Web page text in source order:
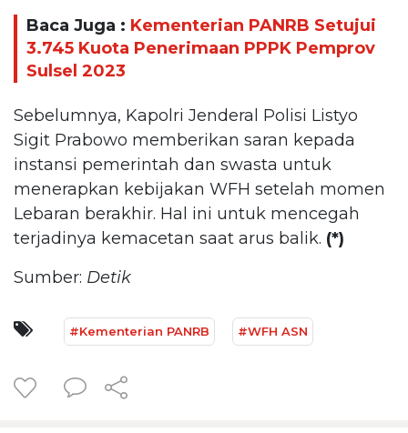
Baca Juga : Kementerian PANRB Setujui
3.745 Kuota Penerimaan PPPK Pemprov
Sulsel 2023
Sebelumnya, Kapolri Jenderal Polisi Listyo
Sigit Prabowo memberikan saran kepada
instansi pemerintah dan swasta untuk
menerapkan kebijakan WFH setelah momen
Lebaran berakhir. Hal ini untuk mencegah
terjadinya kemacetan saat arus balik. (*)
Sumber: Detik
#Kementerian PANRB #WFH ASN